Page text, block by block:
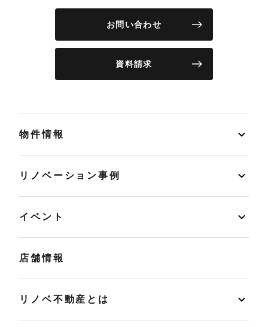
お問い合わせ
資料請求
物件情報
リノベーション事例
イベント
店舗情報
リノベ不動産とは